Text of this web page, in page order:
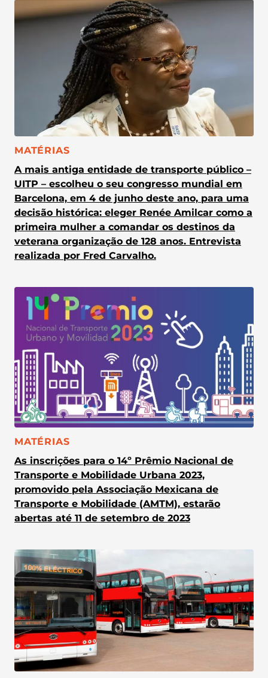
CATEGORIA:
MATÉRIAS
A mais antiga entidade de transporte público –
UITP – escolheu o seu congresso mundial em
Barcelona, em 4 de junho deste ano, para uma
decisão histórica: eleger Renée Amilcar como a
primeira mulher a comandar os destinos da
veterana organização de 128 anos. Entrevista
realizada por Fred Carvalho.
CATEGORIA:
MATÉRIAS
As inscrições para o 14º Prêmio Nacional de
Transporte e Mobilidade Urbana 2023,
promovido pela Associação Mexicana de
Transporte e Mobilidade (AMTM), estarão
abertas até 11 de setembro de 2023